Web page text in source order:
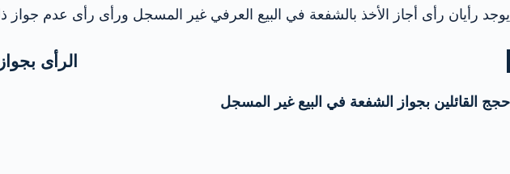
يوجد رأيان رأى أجاز الأخذ بالشفعة في البيع العرفي غير المسجل ورأى رأى عدم
الرأى
حجج القائلين بجواز الشفعة في البيع غير المسجل